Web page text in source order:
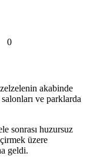
0
akabinde
ve parklarda
sonrası huzursuz
üzere
geldi.